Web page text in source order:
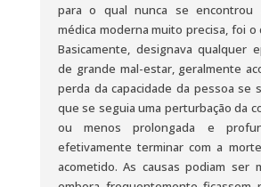
para o qual nunca se encontrou
médica moderna muito precisa, foi o
Basicamente, designava qualquer
de grande mal-estar, geralmente
perda da capacidade da pessoa se
que se seguia uma perturbação da
ou menos prolongada e
efetivamente terminar com a
acometido. As causas podiam ser